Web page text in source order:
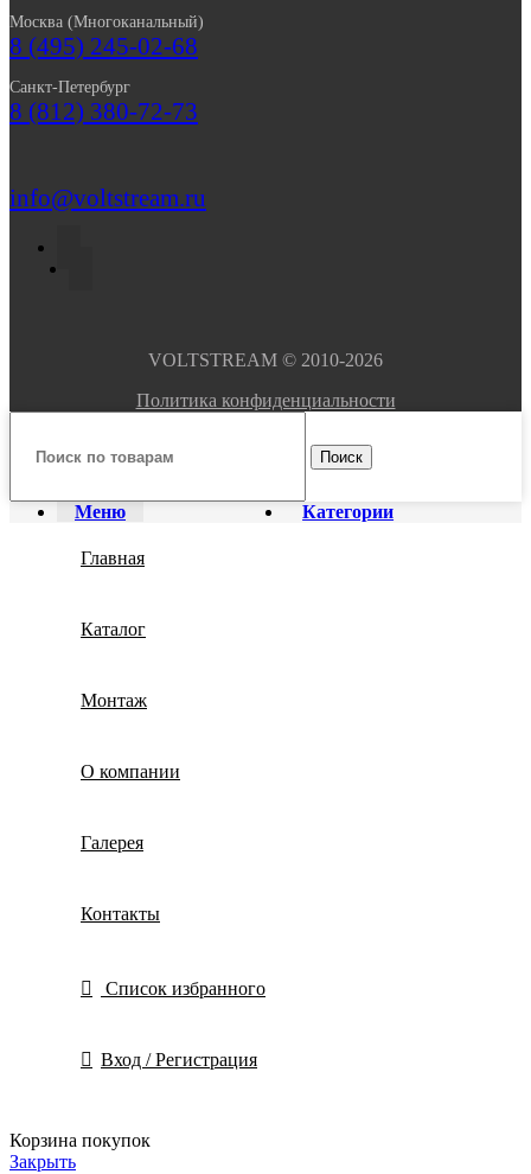
Москва (Многоканальный)
8 (495) 245-02-68
Санкт-Петербург
8 (812) 380-72-73
info@voltstream.ru
VOLTSTREAM © 2010-2026
Политика конфиденциальности
Поиск
Меню Категории
Главная
Каталог
Монтаж
О компании
Галерея
Контакты
Список избранного
Вход / Регистрация
Корзина покупок
Закрыть